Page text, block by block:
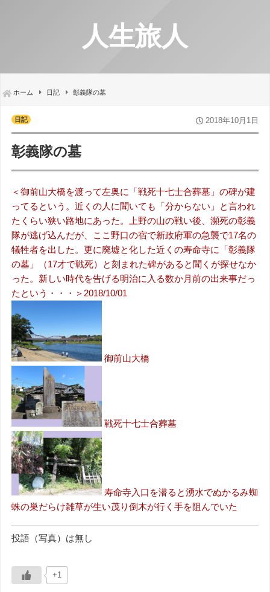
人生旅人
ホーム 日記 彰義隊の墓
日記 2018年10月1日
彰義隊の墓
＜御前山大橋を渡って左奥に「戦死十七士合葬墓」の碑が建
ってるという。近くの人に聞いても「分からない」と言われ
たくらい狭い路地にあった。上野の山の戦い後、瀕死の彰義
隊が逃げ込んだが、ここ野口の宿で新政府軍の急襲で17名の
犠牲者を出した。更に廃墟と化した近くの寿命寺に「彰義隊
の墓」（17才で戦死）と刻まれた碑があると聞くが探せなか
った。新しい時代を告げる明治に入る数か月前の出来事だっ
たという・・・＞2018/10/01
御前山大橋
戦死十七士合葬墓
寿命寺入口を潜ると湧水でぬかるみ蜘
蛛の巣だらけ雑草が生い茂り倒木が行く手を阻んでいた
投語（写真）は無し
+1